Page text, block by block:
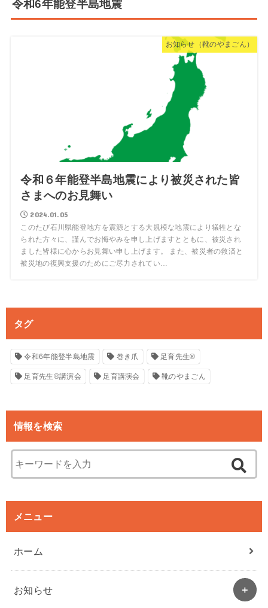
令和6年能登半島地震
お知らせ（靴のやまごん）
令和６年能登半島地震により被災された皆
さまへのお見舞い
2024.01.05
このたび石川県能登地方を震源とする大規模な地震により犠牲とな
られた方々に、謹んでお悔やみを申し上げますとともに、被災され
ました皆様に心からお見舞い申し上げます。 また、被災者の救済と
被災地の復興支援のためにご尽力されてい…
タグ
令和6年能登半島地震 巻き爪 足育先生®
足育先生®講演会 足育講演会 靴のやまごん
情報を検索
メニュー
ホーム
お知らせ